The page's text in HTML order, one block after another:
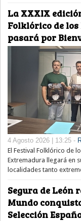
La XXXIX
Folklórico de los
pasará por
4 Agosto 2026 | 13:25 -
El Festival Folklórico de
Extremadura llegará en
localidades tanto
Segura de León
Mundo
Selección